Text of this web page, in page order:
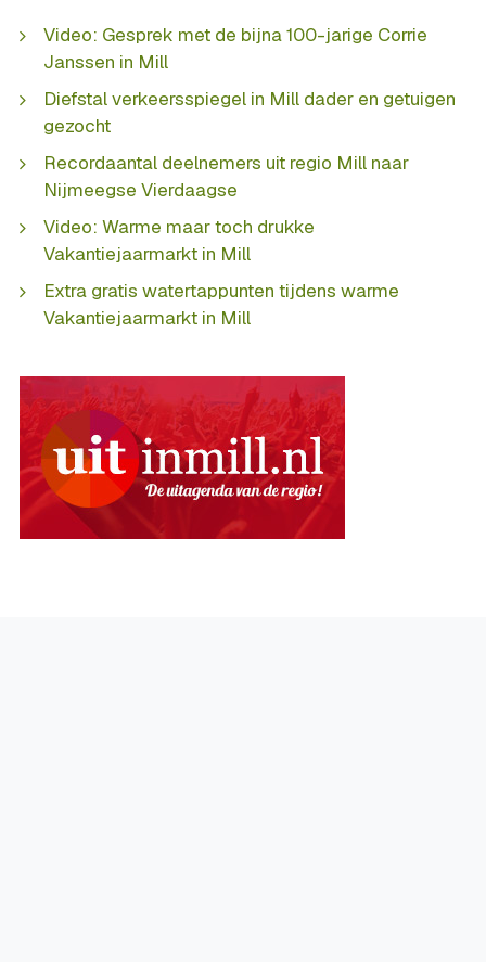
Video: Gesprek met de bijna 100-jarige Corrie
Janssen in Mill
Diefstal verkeersspiegel in Mill dader en getuigen
gezocht
Recordaantal deelnemers uit regio Mill naar
Nijmeegse Vierdaagse
Video: Warme maar toch drukke
Vakantiejaarmarkt in Mill
Extra gratis watertappunten tijdens warme
Vakantiejaarmarkt in Mill